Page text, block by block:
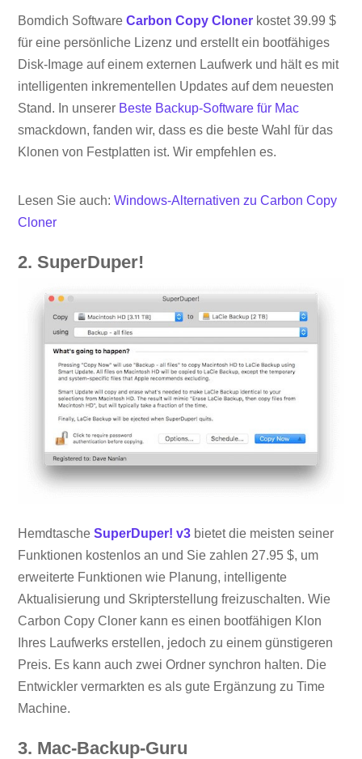
Bomdich SoftwareCarbon Copy Cloner kostet 39.99 $
für eine persönliche Lizenz und erstellt ein bootfähiges
Disk-Image auf einem externen Laufwerk und hält es mit
intelligenten inkrementellen Updates auf dem neuesten
Stand. In unserer Beste Backup-Software für Mac
smackdown, fanden wir, dass es die beste Wahl für das
Klonen von Festplatten ist. Wir empfehlen es.
Lesen Sie auch:Windows-Alternativen zu Carbon Copy
Cloner
2. SuperDuper!
HemdtascheSuperDuper! v3 bietet die meisten seiner
Funktionen kostenlos an und Sie zahlen 27.95 $, um
erweiterte Funktionen wie Planung, intelligente
Aktualisierung und Skripterstellung freizuschalten. Wie
Carbon Copy Cloner kann es einen bootfähigen Klon
Ihres Laufwerks erstellen, jedoch zu einem günstigeren
Preis. Es kann auch zwei Ordner synchron halten. Die
Entwickler vermarkten es als gute Ergänzung zu Time
Machine.
3. Mac-Backup-Guru